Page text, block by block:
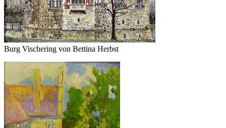
Burg Vischering von Bettina Herbst